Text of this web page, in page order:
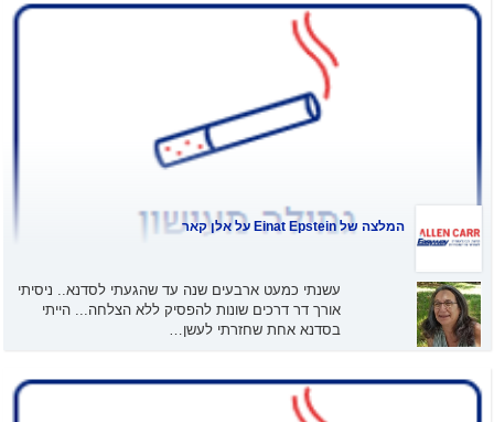
המלצה של על אלן קאר
עשנתי כמעט ארבעים שנה עד שהגעתי לסדנא.. ניסיתי
אורך דר דרכים שונות להפסיק ללא הצלחה... הייתי
בסדנא אחת שחזרתי לעשן…